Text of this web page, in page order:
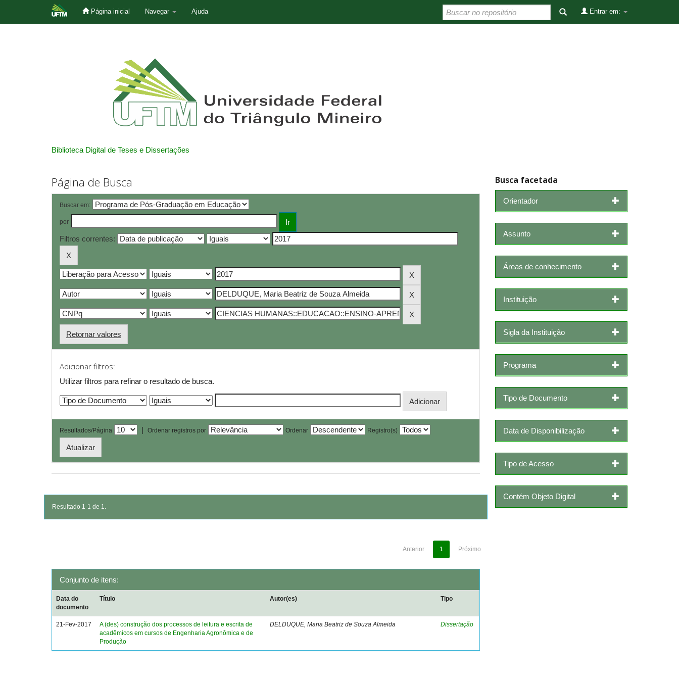
Página inicial Navegar Ajuda Entrar em:
Biblioteca Digital de Teses e Dissertações
Página de Busca
Buscar em:
por
Filtros correntes:
Retornar valores
Adicionar filtros:
Utilizar filtros para refinar o resultado de busca.
Resultados/Página | Ordenar registros por Ordenar Registro(s)
Resultado 1-1 de 1.
Anterior 1 Próximo
Conjunto de itens:
Data do
documento
Título Autor(es) Tipo
21-Fev-2017
A (des) construção dos processos de leitura e escrita de
acadêmicos em cursos de Engenharia Agronômica e de
Produção
DELDUQUE, Maria Beatriz de Souza Almeida Dissertação
Busca facetada
Orientador
Assunto
Áreas de conhecimento
Instituição
Sigla da Instituição
Programa
Tipo de Documento
Data de Disponibilização
Tipo de Acesso
Contém Objeto Digital